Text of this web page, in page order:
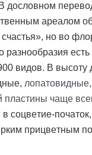
дословном
ареалом
но во
разнообразия
видов. В высоту
чаще
соцветие-
прицветным